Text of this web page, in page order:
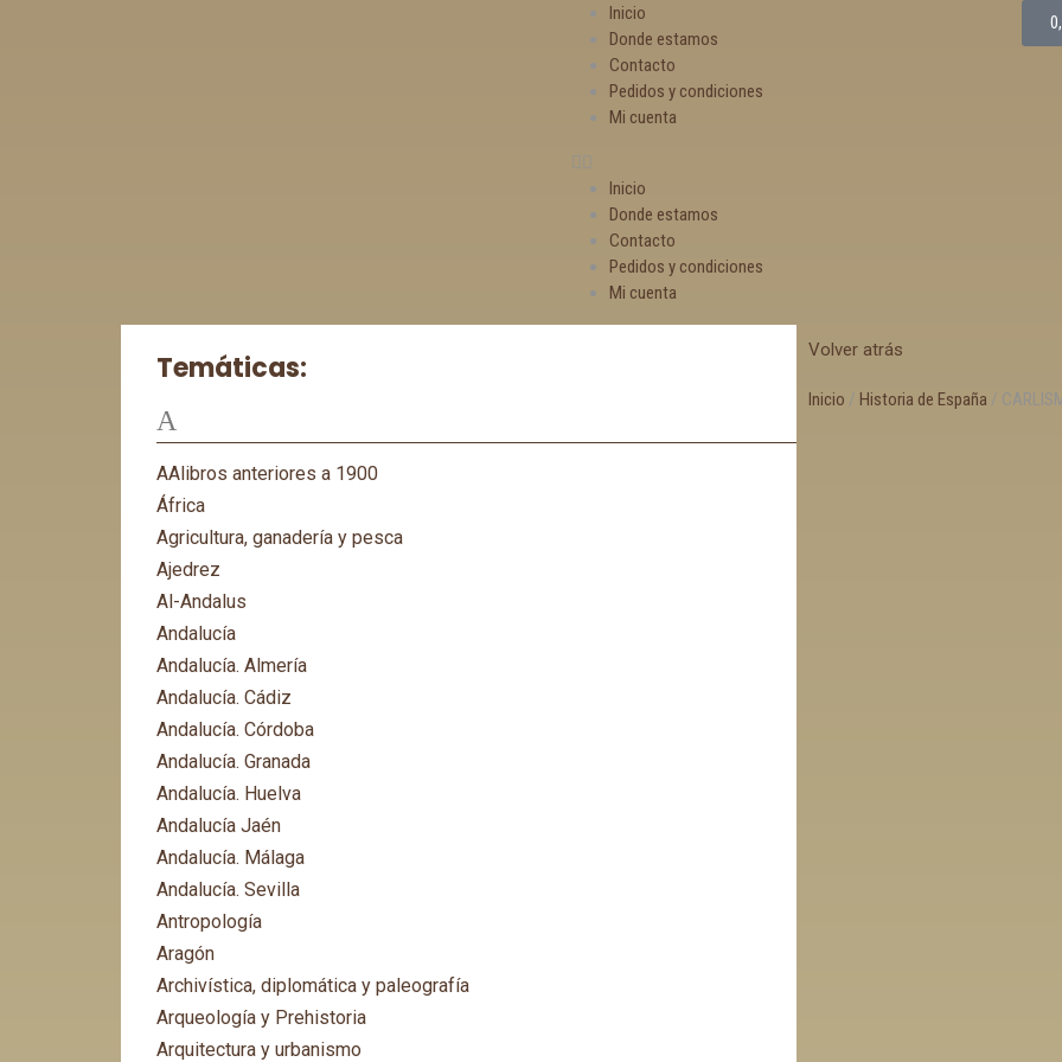
Inicio
Donde estamos
Contacto
Pedidos y condiciones
Mi cuenta
Inicio
Donde estamos
Contacto
Pedidos y condiciones
Mi cuenta
Temáticas:
A
AAlibros anteriores a 1900
África
Agricultura, ganadería y pesca
Ajedrez
Al-Andalus
Andalucía
Andalucía. Almería
Andalucía. Cádiz
Andalucía. Córdoba
Andalucía. Granada
Andalucía. Huelva
Andalucía Jaén
Andalucía. Málaga
Andalucía. Sevilla
Antropología
Aragón
Archivística, diplomática y paleografía
Arqueología y Prehistoria
Arquitectura y urbanismo
Volver atrás
Inicio / Historia de España /